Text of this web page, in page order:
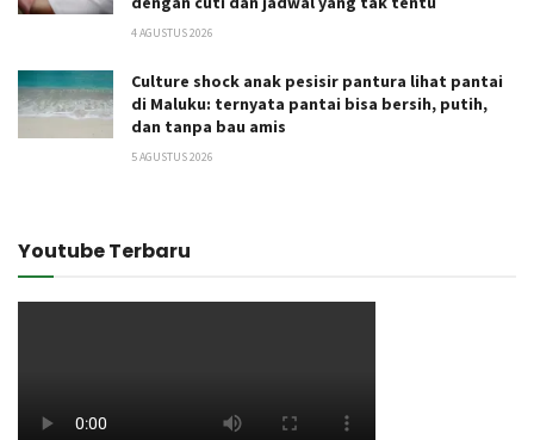
4 AGUSTUS 2026
Culture shock anak pesisir pantura lihat pantai
di Maluku: ternyata pantai bisa bersih, putih,
dan tanpa bau amis
5 AGUSTUS 2026
Youtube Terbaru